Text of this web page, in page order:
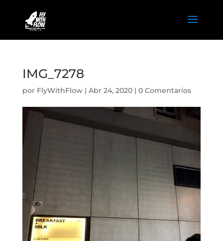
IMG_7278
por FlyWithFlow| Abr 24, 2020| 0 Comentarios